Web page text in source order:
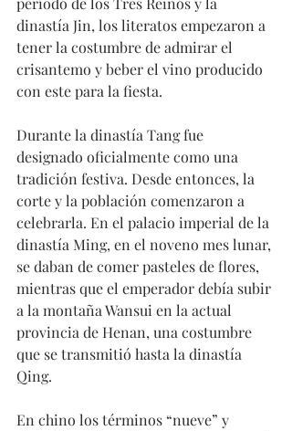
dinastía Jin, los literatos empezaron a
tener la costumbre de admirar el
crisantemo y beber el vino producido
con este para la fiesta.
Durante la dinastía Tang fue
designado oficialmente como una
tradición festiva. Desde entonces, la
corte y la población comenzaron a
celebrarla. En el palacio imperial de la
dinastía Ming, en el noveno mes lunar,
se daban de comer pasteles de flores,
mientras que el emperador debía subir
a la montaña Wansui en la actual
provincia de Henan, una costumbre
que se transmitió hasta la dinastía
Qing.
En chino los términos “nueve” y